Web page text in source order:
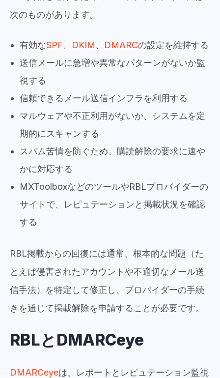
次のものがあります。
有効なSPF、 DKIM、 DMARCの設定を維持する
送信メールに急増や異常なパターンがないか監
視する
信頼できるメール送信インフラを利用する
マルウェアや不正利用がないか、システムを定
期的にスキャンする
スパム苦情を防ぐため、購読解除の要求に速や
かに対応する
MXToolboxなどのツールやRBLプロバイダーの
サイトで、レピュテーションと掲載状況を確認
する
RBL掲載からの回復には通常、根本的な問題（た
とえば侵害されたアカウントや不適切なメール送
信手法）を特定して修正し、プロバイダーの手続
きを通じて掲載解除を申請することが必要です。
RBLとDMARCeye
DMARCeyeは、レポートとレピュテーション監視